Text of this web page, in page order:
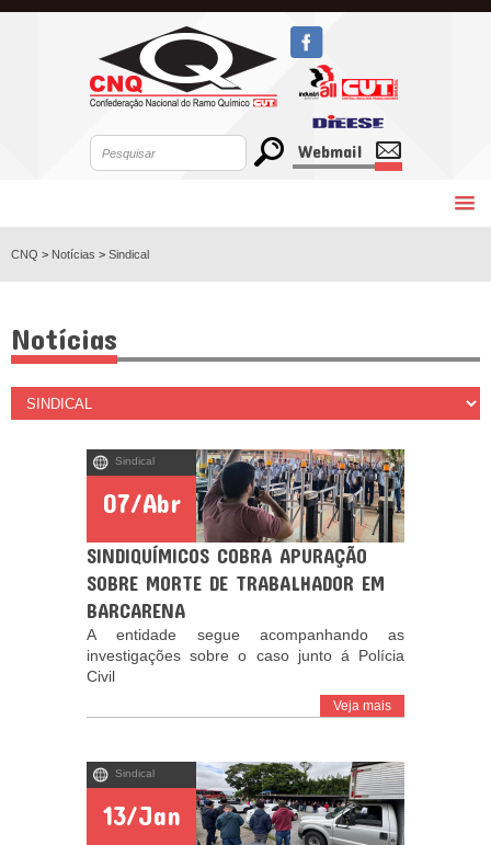
Webmail
CNQ > Notícias > Sindical
Notícias
Sindical
07/Abr
SINDIQUÍMICOS COBRA APURAÇÃO
SOBRE MORTE DE TRABALHADOR EM
BARCARENA
A entidade segue acompanhando as
investigações sobre o caso junto á Polícia
Civil
Veja mais
Sindical
13/Jan